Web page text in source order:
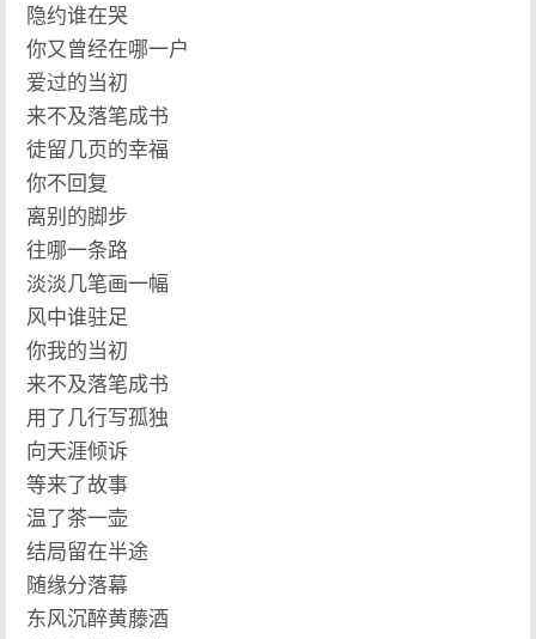
隐约谁在哭
你又曾经在哪一户
爱过的当初
来不及落笔成书
徒留几页的幸福
你不回复
离别的脚步
往哪一条路
淡淡几笔画一幅
风中谁驻足
你我的当初
来不及落笔成书
用了几行写孤独
向天涯倾诉
等来了故事
温了茶一壶
结局留在半途
随缘分落幕
东风沉醉黄藤酒